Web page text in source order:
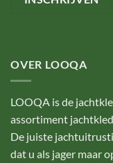
OVER LOOQA
LOOQA is de
assortiment
De juiste
dat u als jager maar